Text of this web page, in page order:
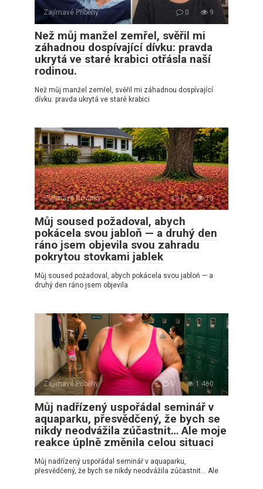
Zajímavé Příběhy 0 9
Než můj manžel zemřel, svěřil mi
záhadnou dospívající dívku: pravda
ukrytá ve staré krabici otřásla naší
rodinou.
Než můj manžel zemřel, svěřil mi záhadnou dospívající
dívku: pravda ukrytá ve staré krabici
Zajímavé Novinky 0 13
Můj soused požadoval, abych
pokácela svou jabloň — a druhý den
ráno jsem objevila svou zahradu
pokrytou stovkami jablek
Můj soused požadoval, abych pokácela svou jabloň — a
druhý den ráno jsem objevila
Zajímavé Příběhy 0 1 460
Můj nadřízený uspořádal seminář v
aquaparku, přesvědčený, že bych se
nikdy neodvážila zúčastnit… Ale moje
reakce úplně změnila celou situaci
Můj nadřízený uspořádal seminář v aquaparku,
přesvědčený, že bych se nikdy neodvážila zúčastnit… Ale